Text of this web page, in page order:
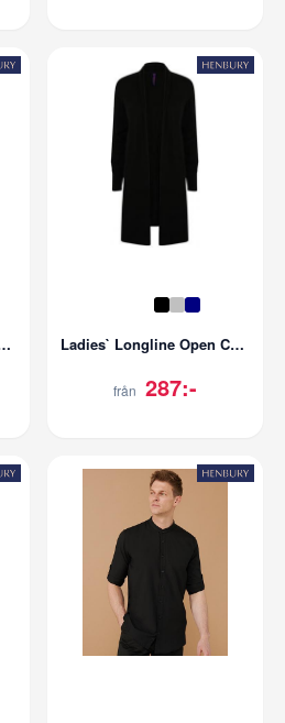
Bomber Jacket Ladies` Longline Open Cardigan
från 287:-